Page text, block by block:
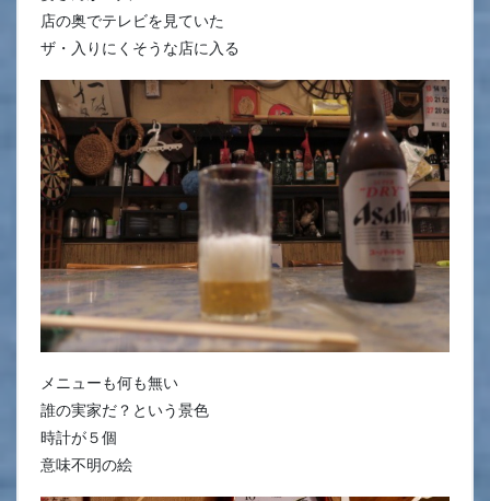
店の奥でテレビを見ていた
ザ・入りにくそうな店に入る
メニューも何も無い
誰の実家だ？という景色
時計が５個
意味不明の絵